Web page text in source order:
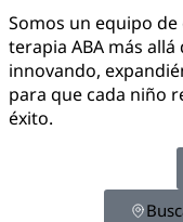
Somos un equipo
terapia ABA más
innovando,
para que cada niño
éxito.